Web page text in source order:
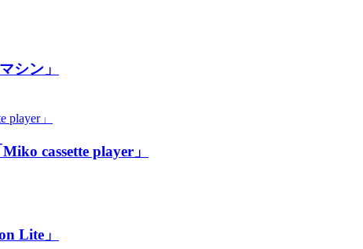
シン」
cassette player」
Lite」